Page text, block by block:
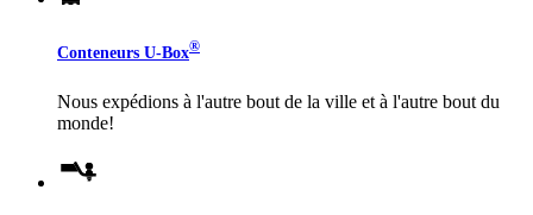
Conteneurs U-Box®
Nous expédions à l'autre bout de la ville et à l'autre bout du
monde!